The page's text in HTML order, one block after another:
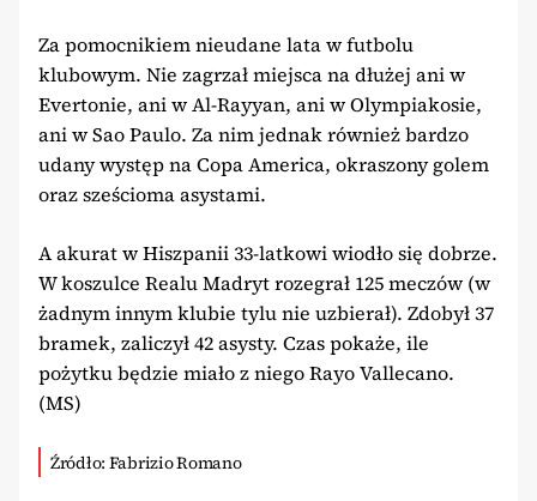
Za pomocnikiem nieudane lata w futbolu
klubowym. Nie zagrzał miejsca na dłużej ani w
Evertonie, ani w Al-Rayyan, ani w Olympiakosie,
ani w Sao Paulo. Za nim jednak również bardzo
udany występ na Copa America, okraszony golem
oraz sześcioma asystami.
A akurat w Hiszpanii 33-latkowi wiodło się dobrze.
W koszulce Realu Madryt rozegrał 125 meczów (w
żadnym innym klubie tylu nie uzbierał). Zdobył 37
bramek, zaliczył 42 asysty. Czas pokaże, ile
pożytku będzie miało z niego Rayo Vallecano.
(MS)
Źródło: Fabrizio Romano